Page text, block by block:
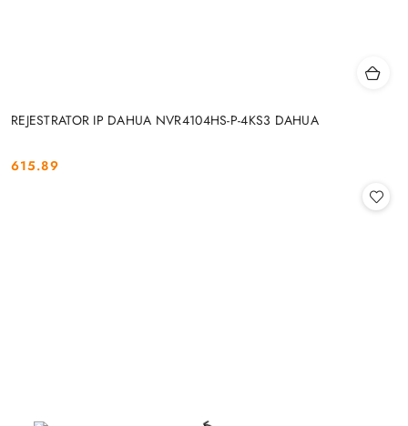
REJESTRATOR IP DAHUA NVR4104HS-P-4KS3 DAHUA
Cena:
615.89